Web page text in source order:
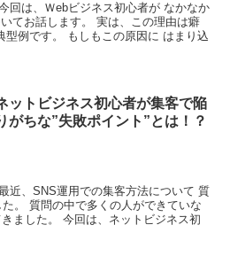
回は、Ｗebビジネス初心者が なかなか
てお話します。 実は、この理由は癖
型例です。 もしもこの原因に はまり込
ットビジネス初心者が集客で陥
がちな”失敗ポイント”とは！？
近、SNS運用での集客方法について 質
。 質問の中で多くの人ができていな
ました。 今回は、ネットビジネス初